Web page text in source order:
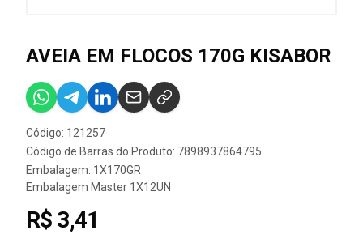
AVEIA EM FLOCOS 170G KISABOR
Código: 121257
Código de Barras do Produto: 7898937864795
Embalagem: 1X170GR
Embalagem Master 1X12UN
R$ 3,41